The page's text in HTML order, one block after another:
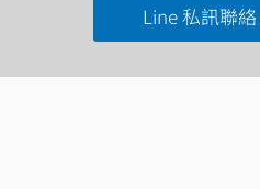
Line 私訊聯絡